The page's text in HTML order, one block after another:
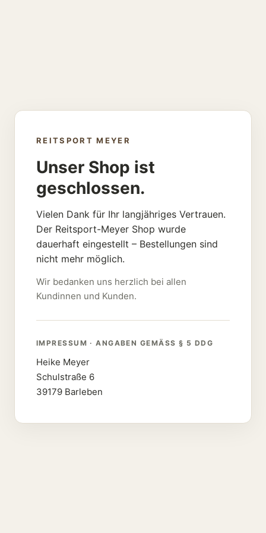
REITSPORT MEYER
Unser Shop ist
geschlossen.
Vielen Dank für Ihr langjähriges Vertrauen.
Der Reitsport-Meyer Shop wurde
dauerhaft eingestellt – Bestellungen sind
nicht mehr möglich.
Wir bedanken uns herzlich bei allen
Kundinnen und Kunden.
IMPRESSUM · ANGABEN GEMÄSS § 5 DDG
Heike Meyer
Schulstraße 6
39179 Barleben